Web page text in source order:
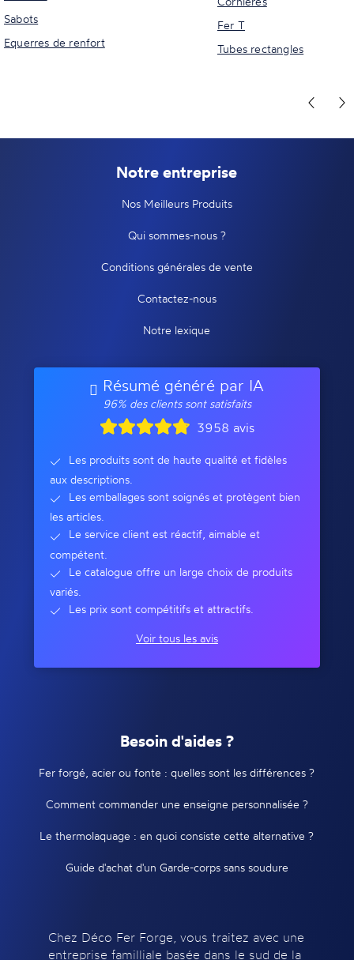
Sabots
Equerres de renfort
Fer T
Tubes rectangles
Notre entreprise
Nos Meilleurs Produits
Qui sommes-nous ?
Conditions générales de vente
Contactez-nous
Notre lexique
Résumé généré par IA
96% des clients sont satisfaits
3958 avis
Les produits sont de haute qualité et fidèles
aux descriptions.
Les emballages sont soignés et protègent bien
les articles.
Le service client est réactif, aimable et
compétent.
Le catalogue offre un large choix de produits
variés.
Les prix sont compétitifs et attractifs.
Voir tous les avis
Besoin d'aides ?
Fer forgé, acier ou fonte : quelles sont les différences ?
Comment commander une enseigne personnalisée ?
Le thermolaquage : en quoi consiste cette alternative ?
Guide d'achat d'un Garde-corps sans soudure
Chez Déco Fer Forge, vous traitez avec une
entreprise familliale basée dans le sud de la